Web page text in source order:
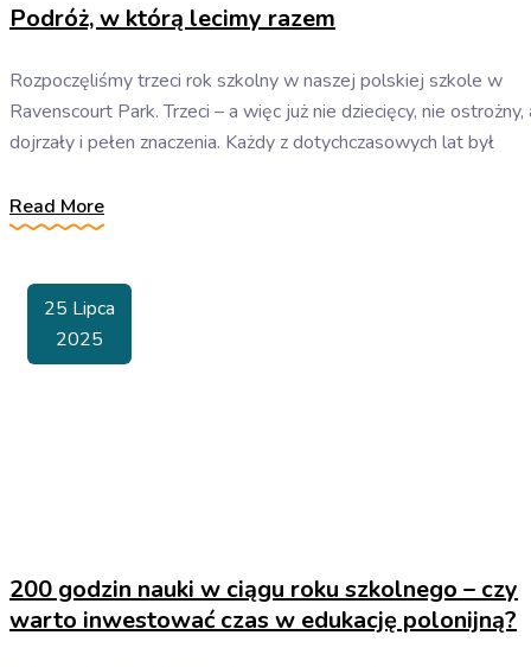
Podróż, w którą lecimy razem
Rozpoczęliśmy trzeci rok szkolny w naszej polskiej szkole w
Ravenscourt Park. Trzeci – a więc już nie dziecięcy, nie ostrożny,
dojrzały i pełen znaczenia. Każdy z dotychczasowych lat był
Read More
25 Lipca
2025
200 godzin nauki w ciągu roku szkolnego – czy
warto inwestować czas w edukację polonijną?